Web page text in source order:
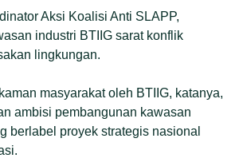
Aksi Koalisi Anti SLAPP,
industri BTIIG sarat konflik
lingkungan.
masyarakat oleh BTIIG, katanya,
ambisi pembangunan kawasan
berlabel proyek strategis nasional